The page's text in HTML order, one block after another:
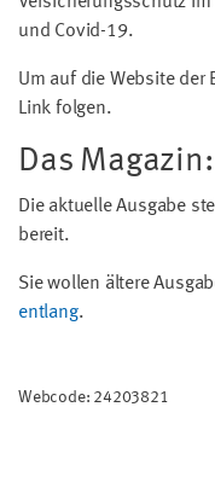
und Covid-19.
Um auf die Website der
Link folgen.
Das Magazin:
Die aktuelle Ausgabe
bereit.
Sie wollen ältere
entlang.
Webcode: 24203821